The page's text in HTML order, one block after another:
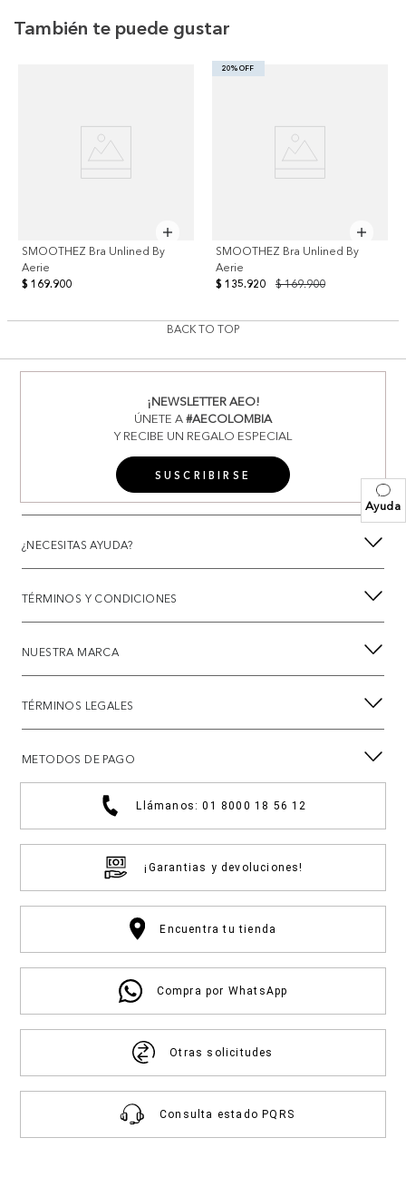
Ayuda
También te puede gustar
SMOOTHEZ Bra Unlined By
Aerie
$ 169.900
20% OFF
SMOOTHEZ Bra Unlined By
Aerie
$ 169.900
$ 135.920
BACK TO TOP
¡NEWSLETTER AEO!
ÚNETE A#AECOLOMBIA
Y RECIBE UN REGALO ESPECIAL
SUSCRIBIRSE
¿NECESITAS AYUDA?
TÉRMINOS Y CONDICIONES
NUESTRA MARCA
TÉRMINOS LEGALES
METODOS DE PAGO
Llámanos: 01 8000 18 56 12
¡Garantias y devoluciones!
Encuentra tu tienda
Compra por WhatsApp
Otras solicitudes
Consulta estado PQRS